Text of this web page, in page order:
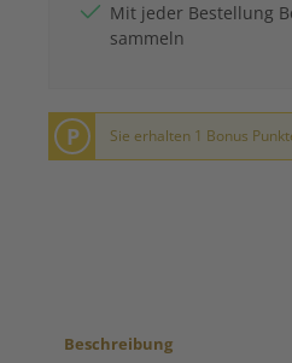
Mit jeder Bestellung
sammeln
P Sie erhalten 1 Bonus
Beschreibung